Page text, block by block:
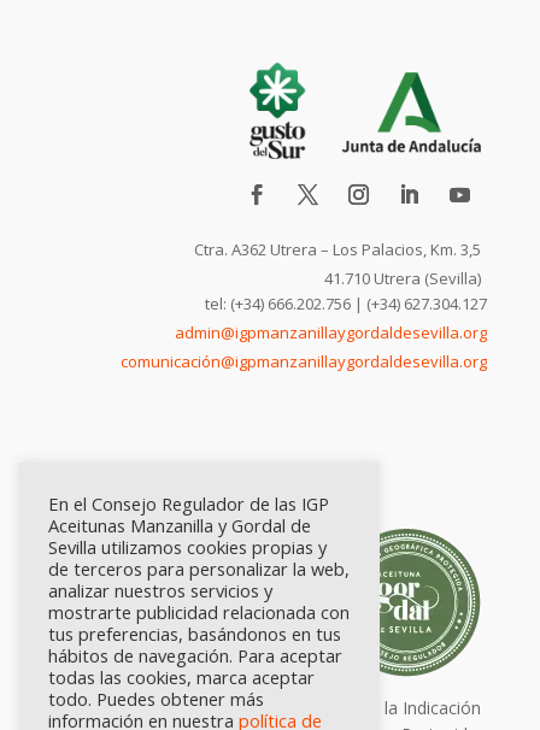
Ctra. A362 Utrera – Los Palacios, Km. 3,5
41.710 Utrera (Sevilla)
tel: (+34) 666.202.756 | (+34) 627.304.127
admin@igpmanzanillaygordaldesevilla.org
comunicación@igpmanzanillaygordaldesevilla.org
Calidad certificada por Origen. Sellos de la Indicación
En el Consejo Regulador de las IGP
Aceitunas Manzanilla y Gordal de
Sevilla utilizamos cookies propias y
de terceros para personalizar la web,
analizar nuestros servicios y
mostrarte publicidad relacionada con
tus preferencias, basándonos en tus
hábitos de navegación. Para aceptar
todas las cookies, marca aceptar
todo. Puedes obtener más
información en nuestra política de